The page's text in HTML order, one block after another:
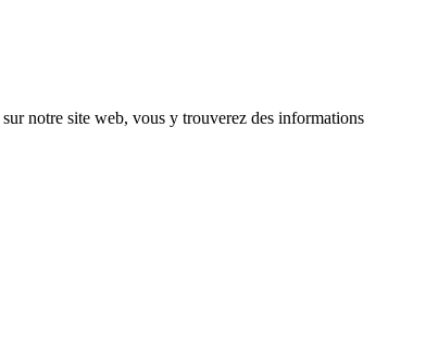
sur notre site web, vous y trouverez des informations